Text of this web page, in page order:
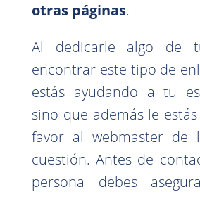
otras páginas.
Al dedicarle algo de
encontrar este tipo de
estás ayudando a tu
sino que además le
favor al webmaster de
cuestión. Antes de
persona debes